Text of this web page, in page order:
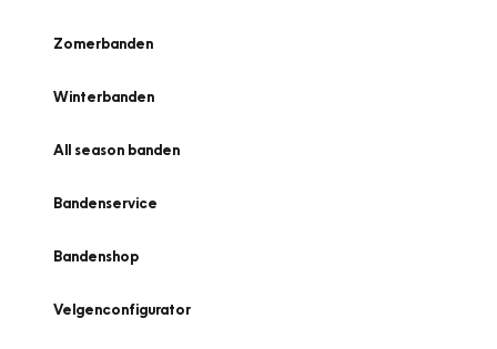
Zomerbanden
Winterbanden
All season banden
Bandenservice
Bandenshop
Velgenconfigurator